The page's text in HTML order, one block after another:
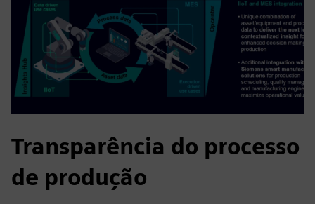
Transparência do processo
de produção